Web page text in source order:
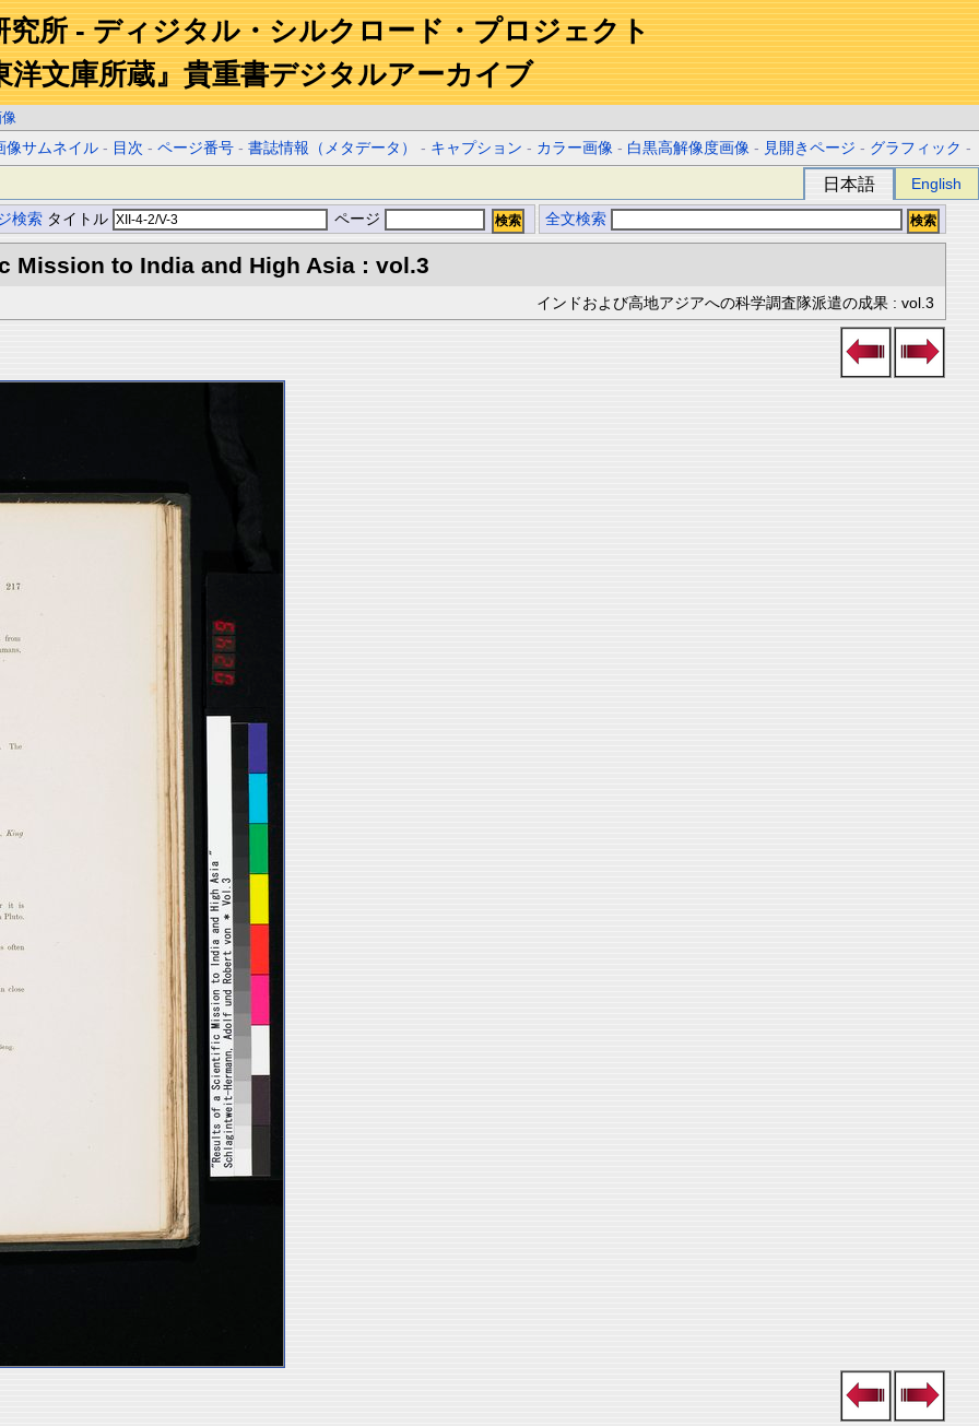
究所 - ディジタル・シルクロード・プロジェクト
洋文庫所蔵』貴重書デジタルアーカイブ
像サムネイル - 目次 -ページ番号 -書誌情報（メタデータ） - キャプション - カラー画像 - 白黒高解像度画像 - 見開きページ - グラフィック -
日本語 English
検索 タイトル ページ 全文検索
Mission to India and High Asia : vol.3
インドおよび高地アジアへの科学調査隊派遣の成果 : vol.3